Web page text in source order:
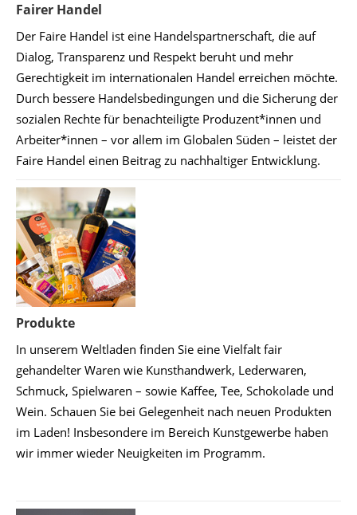
Fairer Handel
Der Faire Handel ist eine Handelspartnerschaft, die auf
Dialog, Transparenz und Respekt beruht und mehr
Gerechtigkeit im internationalen Handel erreichen möchte.
Durch bessere Handelsbedingungen und die Sicherung der
sozialen Rechte für benachteiligte Produzent*innen und
Arbeiter*innen – vor allem im Globalen Süden – leistet der
Faire Handel einen Beitrag zu nachhaltiger Entwicklung.
Produkte
In unserem Weltladen finden Sie eine Vielfalt fair
gehandelter Waren wie Kunsthandwerk, Lederwaren,
Schmuck, Spielwaren – sowie Kaffee, Tee, Schokolade und
Wein. Schauen Sie bei Gelegenheit nach neuen Produkten
im Laden! Insbesondere im Bereich Kunstgewerbe haben
wir immer wieder Neuigkeiten im Programm.